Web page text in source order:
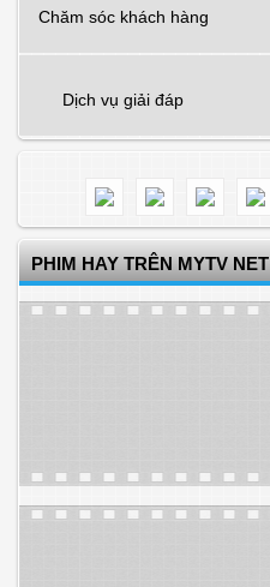
Chăm sóc khách hàng
Dịch vụ giải đáp
PHIM HAY TRÊN MYTV NET